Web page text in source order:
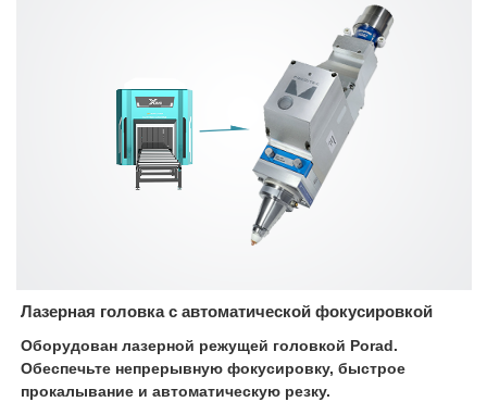
Лазерная головка с автоматической фокусировкой
Оборудован лазерной режущей головкой Porad.
Обеспечьте непрерывную фокусировку, быстрое
прокалывание и автоматическую резку.